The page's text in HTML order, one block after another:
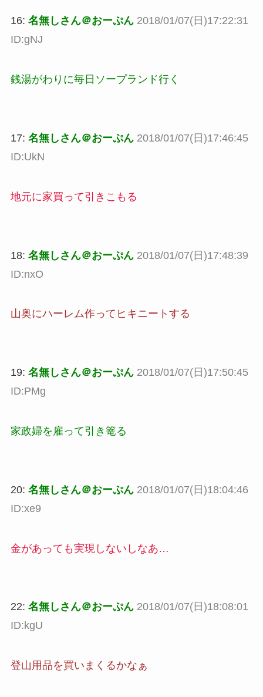
16: 名無しさん＠おーぷん 2018/01/07(日)17:22:31
ID:gNJ
銭湯がわりに毎日ソープランド行く
17: 名無しさん＠おーぷん 2018/01/07(日)17:46:45
ID:UkN
地元に家買って引きこもる
18: 名無しさん＠おーぷん 2018/01/07(日)17:48:39
ID:nxO
山奥にハーレム作ってヒキニートする
19: 名無しさん＠おーぷん 2018/01/07(日)17:50:45
ID:PMg
家政婦を雇って引き篭る
20: 名無しさん＠おーぷん 2018/01/07(日)18:04:46
ID:xe9
金があっても実現しないしなあ…
22: 名無しさん＠おーぷん 2018/01/07(日)18:08:01
ID:kgU
登山用品を買いまくるかなぁ